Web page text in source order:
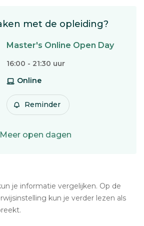
met de opleiding?
Master's Online Open Day
16:00 - 21:30 uur
Online
Reminder
open dagen
je informatie vergelijken. Op de
kun je verder lezen als